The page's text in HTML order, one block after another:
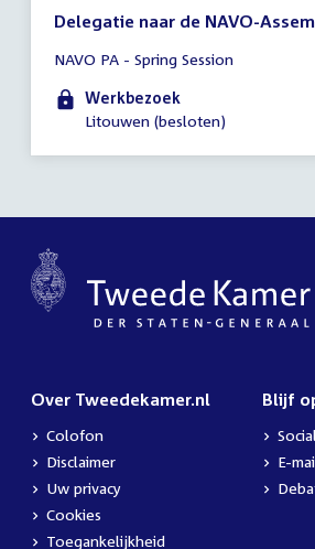
Delegatie naar de NAVO-
vergadering
09:00
-
uur
NAVO PA - Spring Session
Werkbezoek
Litouwen (besloten)
Over Tweedekamer.nl
Colofon
Disclaimer
Uw privacy
Cookies
Toegankelijkheid
Blijf
E-